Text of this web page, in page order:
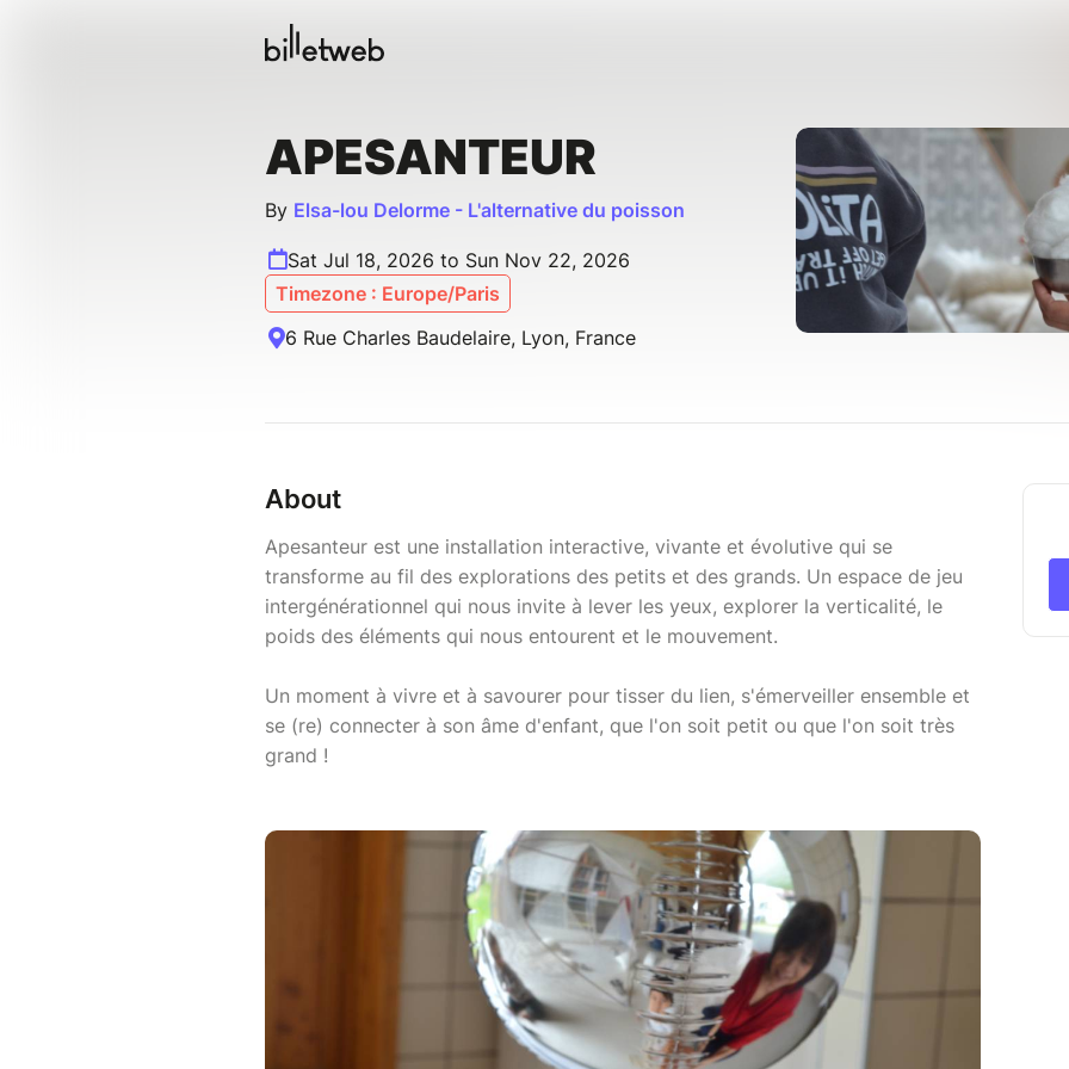
APESANTEUR
By Elsa-lou Delorme - L'alternative du poisson
Sat Jul 18, 2026 to Sun Nov 22, 2026
Timezone : Europe/Paris
6 Rue Charles Baudelaire, Lyon, France
About
Apesanteur est une installation interactive, vivante et évolutive qui se
transforme au fil des explorations des petits et des grands. Un espace de jeu
intergénérationnel qui nous invite à lever les yeux, explorer la verticalité, le
poids des éléments qui nous entourent et le mouvement.
Un moment à vivre et à savourer pour tisser du lien, s'émerveiller ensemble et
se (re) connecter à son âme d'enfant, que l'on soit petit ou que l'on soit très
grand !